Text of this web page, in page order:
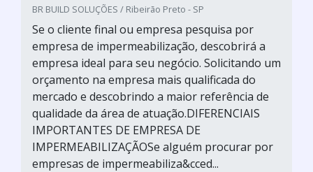
BR BUILD SOLUÇÕES / Ribeirão Preto - SP
Se o cliente final ou empresa pesquisa por
empresa de impermeabilização, descobrirá a
empresa ideal para seu negócio. Solicitando um
orçamento na empresa mais qualificada do
mercado e descobrindo a maior referência de
qualidade da área de atuação.DIFERENCIAIS
IMPORTANTES DE EMPRESA DE
IMPERMEABILIZAÇÃOSe alguém procurar por
empresas de impermeabiliza&cced...